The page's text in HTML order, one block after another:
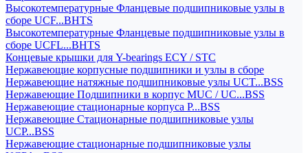
Высокотемпературные Фланцевые подшипниковые узлы в
сборе UCF...BHTS
Высокотемпературные Фланцевые подшипниковые узлы в
сборе UCFL...BHTS
Концевые крышки для Y-bearings ECY / STC
Нержавеющие корпусные подшипники и узлы в сборе
Нержавеющие натяжные подшипниковые узлы UCT...BSS
Нержавеющие Подшипники в корпус MUC / UC...BSS
Нержавеющие стационарные корпуса P...BSS
Нержавеющие Стационарные подшипниковые узлы
UCP...BSS
Нержавеющие стационарные подшипниковые узлы